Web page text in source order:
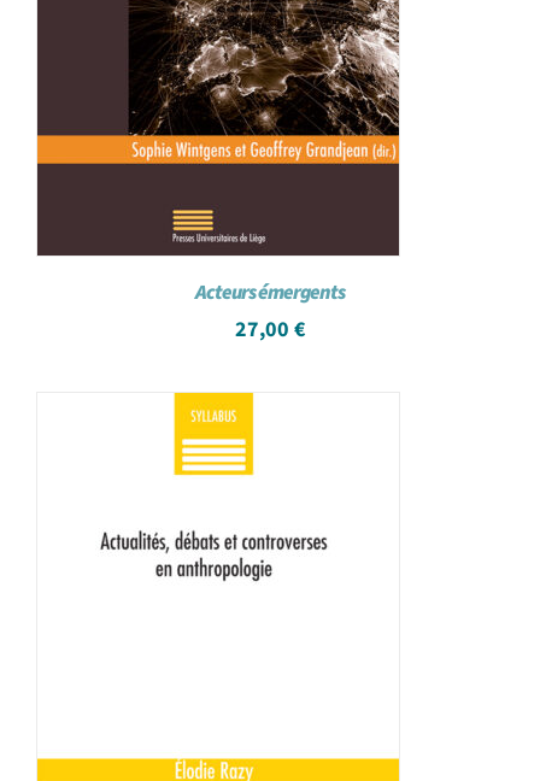
Acteurs émergents
27,00 €